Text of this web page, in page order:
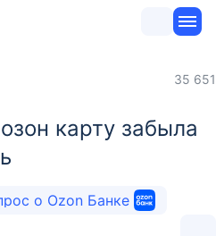
35 651
карту забыла
о Ozon Банке